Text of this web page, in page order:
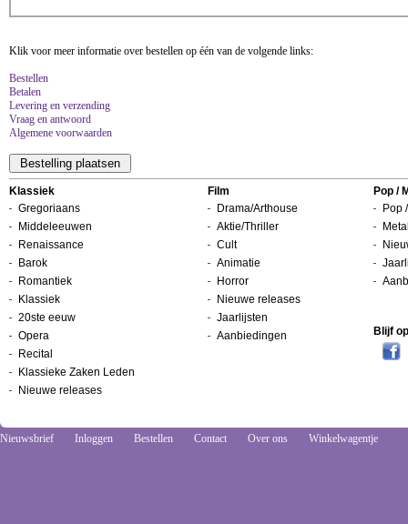
Klik voor meer informatie over bestellen op één van de volgende links:
Bestellen
Betalen
Levering en verzending
Vraag en antwoord
Algemene voorwaarden
Klassiek
Gregoriaans
Middeleeuwen
Renaissance
Barok
Romantiek
Klassiek
20ste eeuw
Opera
Recital
Klassieke Zaken Leden
Nieuwe releases
Film
Drama/Arthouse
Aktie/Thriller
Cult
Animatie
Horror
Nieuwe releases
Jaarlijsten
Aanbiedingen
Pop /
Pop
Blijf
Nieuwsbrief Inloggen Bestellen Contact Over ons Winkelwagentje